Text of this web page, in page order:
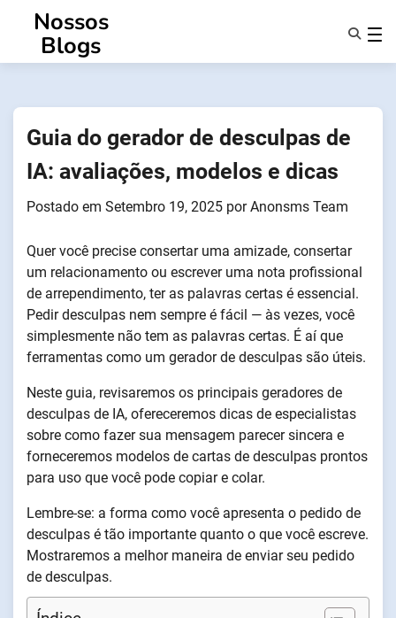
SaltarNossos
Blogs
Sobre Nós
Guia do gerador de desculpas de
IA: avaliações, modelos e dicas
Postado em Setembro 19, 2025 porAnonsms Team
Quer você precise consertar uma amizade, consertar
um relacionamento ou escrever uma nota profissional
de arrependimento, ter as palavras certas é essencial.
Pedir desculpas nem sempre é fácil — às vezes, você
simplesmente não tem as palavras certas. É aí que
ferramentas como um gerador de desculpas são úteis.
Neste guia, revisaremos os principais geradores de
desculpas de IA, ofereceremos dicas de especialistas
sobre como fazer sua mensagem parecer sincera e
forneceremos modelos de cartas de desculpas prontos
para uso que você pode copiar e colar.
Lembre-se: a forma como você apresenta o pedido de
desculpas é tão importante quanto o que você escreve.
Mostraremos a melhor maneira de enviar seu pedido
de desculpas.